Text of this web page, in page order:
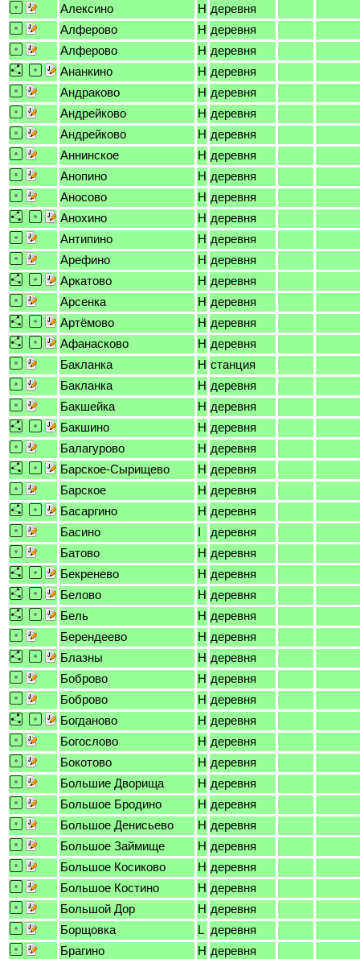
Алексино
H деревня
Алферово
H деревня
Алферово
H деревня
Ананкино
H деревня
Андраково
H деревня
Андрейково
H деревня
Андрейково
H деревня
Аннинское
H деревня
Анопино
H деревня
Аносово
H деревня
Анохино
H деревня
Антипино
H деревня
Арефино
H деревня
Аркатово
H деревня
Арсенка
H деревня
Артёмово
H деревня
Афанасково
H деревня
Бакланка
H станция
Бакланка
H деревня
Бакшейка
H деревня
Бакшино
H деревня
Балагурово
H деревня
Барское-Сырищево
H деревня
Барское
H деревня
Басаргино
H деревня
Басино
I
деревня
Батово
H деревня
Бекренево
H деревня
Белово
H деревня
Бель
H деревня
Берендеево
H деревня
Блазны
H деревня
Боброво
H деревня
Боброво
H деревня
Богданово
H деревня
Богослово
H деревня
Бокотово
H деревня
Большие Дворища
H деревня
Большое Бродино
H деревня
Большое Денисьево
H деревня
Большое Займище
H деревня
Большое Косиково
H деревня
Большое Костино
H деревня
Большой Дор
H деревня
Борщовка
L деревня
Брагино
H деревня